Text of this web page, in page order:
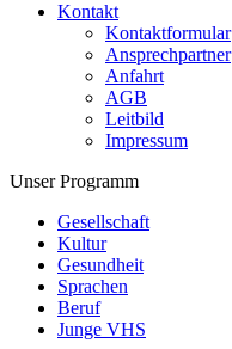
Kontakt
Kontaktformular
Ansprechpartner
Anfahrt
AGB
Leitbild
Impressum
Unser Programm
Gesellschaft
Kultur
Gesundheit
Sprachen
Beruf
Junge VHS